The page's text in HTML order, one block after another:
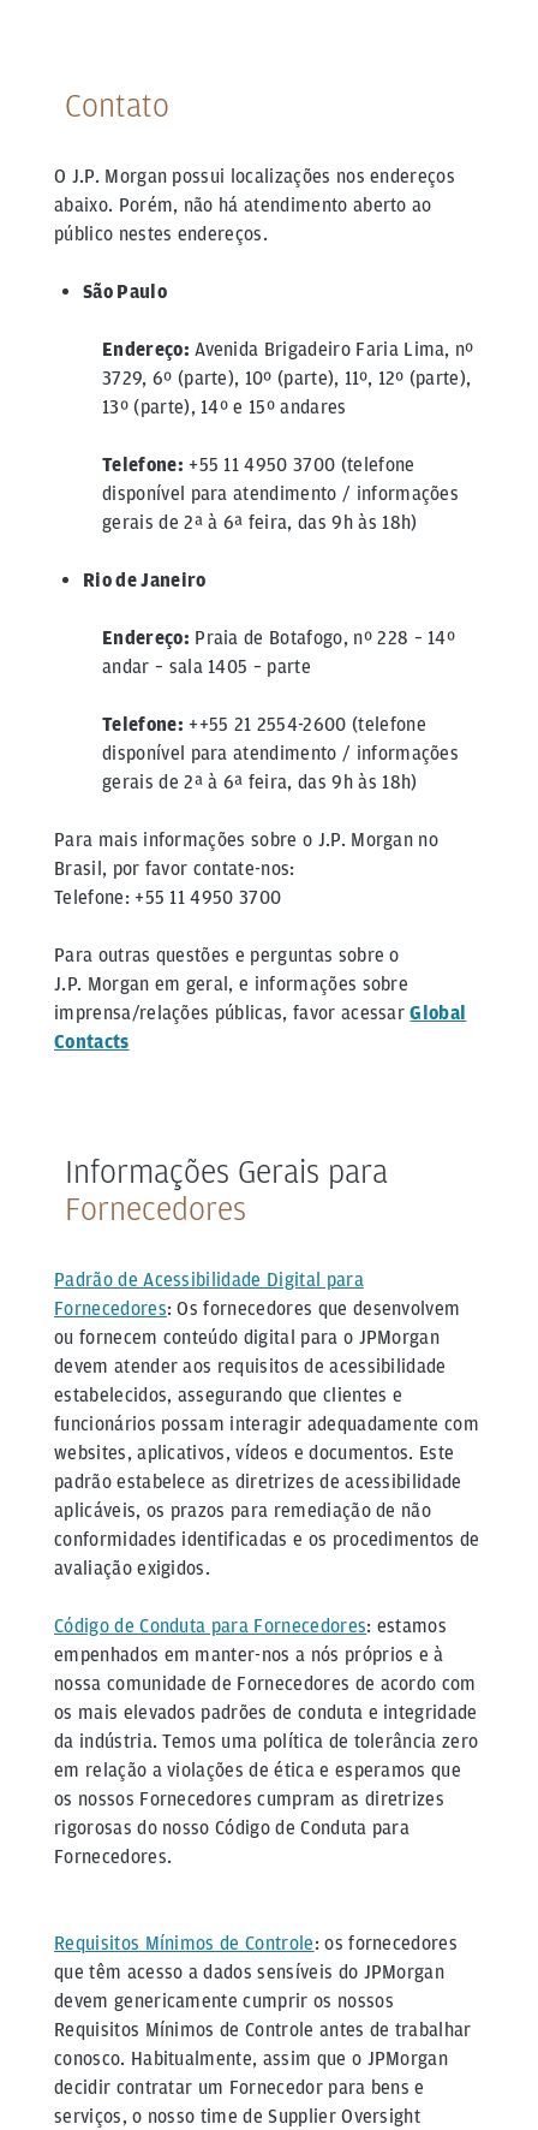
Contato
O J.P. Morgan possui localizações nos endereços
abaixo. Porém, não há atendimento aberto ao
público nestes endereços.
São Paulo
Endereço: Avenida Brigadeiro Faria Lima, nº
3729, 6º (parte), 10º (parte), 11º, 12º (parte),
13º (parte), 14º e 15º andares
Telefone: +55 11 4950 3700 (telefone
disponível para atendimento / informações
gerais de 2ª à 6ª feira, das 9h às 18h)
Rio de Janeiro
Endereço: Praia de Botafogo, nº 228 – 14º
andar – sala 1405 – parte
Telefone: ++55 21 2554-2600 (telefone
disponível para atendimento / informações
gerais de 2ª à 6ª feira, das 9h às 18h)
Para mais informações sobre o J.P. Morgan no
Brasil, por favor contate-nos:
Telefone: +55 11 4950 3700
Para outras questões e perguntas sobre o
J.P. Morgan em geral, e informações sobre
imprensa/relações públicas, favor acessarGlobal
Contacts
Informações Gerais para
Fornecedores
Padrão de Acessibilidade Digital para
Fornecedores: Os fornecedores que desenvolvem
ou fornecem conteúdo digital para o JPMorgan
devem atender aos requisitos de acessibilidade
estabelecidos, assegurando que clientes e
funcionários possam interagir adequadamente com
websites, aplicativos, vídeos e documentos. Este
padrão estabelece as diretrizes de acessibilidade
aplicáveis, os prazos para remediação de não
conformidades identificadas e os procedimentos de
avaliação exigidos.
Código de Conduta para Fornecedores: estamos
empenhados em manter-nos a nós próprios e à
nossa comunidade de Fornecedores de acordo com
os mais elevados padrões de conduta e integridade
da indústria. Temos uma política de tolerância zero
em relação a violações de ética e esperamos que
os nossos Fornecedores cumpram as diretrizes
rigorosas do nosso Código de Conduta para
Fornecedores.
Requisitos Mínimos de Controle: os fornecedores
que têm acesso a dados sensíveis do JPMorgan
devem genericamente cumprir os nossos
Requisitos Mínimos de Controle antes de trabalhar
conosco. Habitualmente, assim que o JPMorgan
decidir contratar um Fornecedor para bens e
serviços, o nosso time de Supplier Oversight